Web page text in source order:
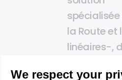
la Route et
linéaires-,